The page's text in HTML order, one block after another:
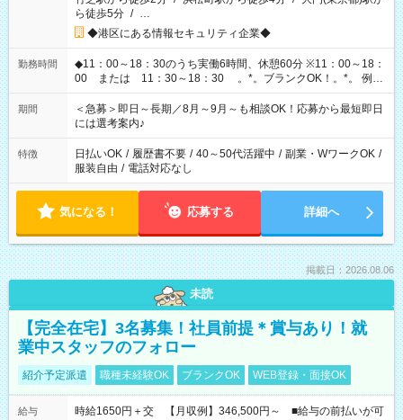
ら徒歩5分 / …
◆港区にある情報セキュリティ企業◆
勤務時間
◆11：00～18：30のうち実働6時間、休憩60分 ※11：00～18：
00 または 11：30～18：30 。*。ブランクOK！。*。 例え
ば前職が、 在宅/財団法人/事務/コールセンター/受付/販売/カフェ
スタッフ スイーツ販売/ホテルフロント/化粧品販売/など 様々な
業界から入社して活躍されています♪
期間
＜急募＞即日～長期／8月～9月～も相談OK！応募から最短即日
には選考案内♪
特徴 日払いOK / 履歴書不要 / 40～50代活躍中 / 副業・WワークOK /
服装自由 / 電話対応なし
気になる！ 応募する 詳細へ
掲載日：2026.08.06
未読
【完全在宅】3名募集！社員前提＊賞与あり！就
業中スタッフのフォロー
紹介予定派遣 職種未経験OK ブランクOK WEB登録・面接OK
給与
時給1650円＋交 【月収例】346,500円～ ■給与の前払いが可